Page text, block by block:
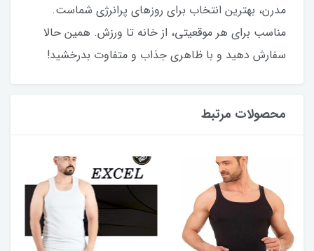
مدرن، بهترین انتخاب برای روزهای پرانرژی شماست.
مناسب برای هر موقعیتی، از خانه تا ورزش. همین حالا
سفارش دهید و با ظاهری جذاب و متفاوت بدرخشید!
محصولات مرتبط